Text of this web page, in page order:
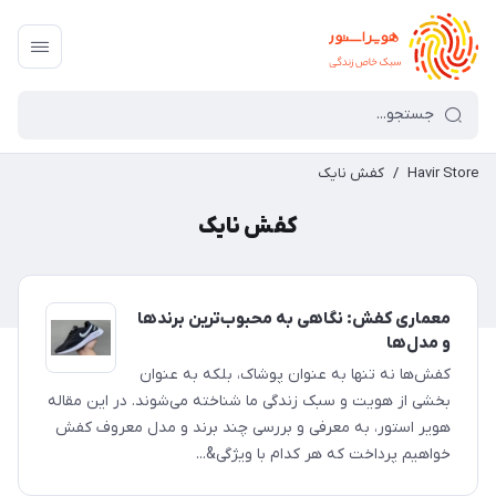
Havir Store
/ کفش نایک
کفش نایک
معماری کفش: نگاهی به محبوب‌ترین برندها
و مدل‌ها
کفش‌ها نه تنها به عنوان پوشاک، بلکه به عنوان
بخشی از هویت و سبک زندگی ما شناخته می‌شوند. در این مقاله
هویر استور، به معرفی و بررسی چند برند و مدل معروف کفش
خواهیم پرداخت که هر کدام با ویژگی&...